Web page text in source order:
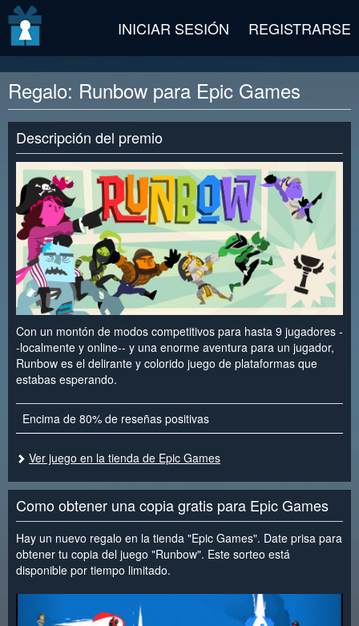
INICIAR SESIÓN REGISTRARSE
Regalo: Runbow para Epic Games
Descripción del premio
Con un montón de modos competitivos para hasta 9 jugadores -
-localmente y online-- y una enorme aventura para un jugador,
Runbow es el delirante y colorido juego de plataformas que
estabas esperando.
Encima de 80% de reseñas positivas
Ver juego en la tienda de Epic Games
Como obtener una copia gratis para Epic Games
Hay un nuevo regalo en la tienda "Epic Games". Date prisa para
obtener tu copia del juego "Runbow". Este sorteo está
disponible por tiempo limitado.